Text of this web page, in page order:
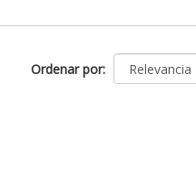
Ordenar por